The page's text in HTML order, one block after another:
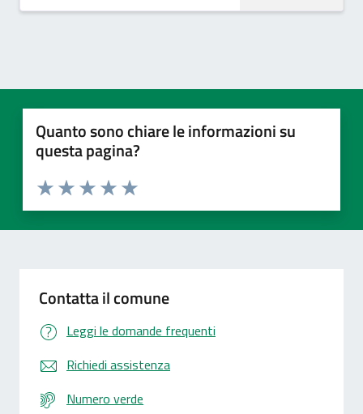
Quanto sono chiare le informazioni su
questa pagina?
Valuta 5 stelle su 5
Valuta 4 stelle su 5
Valuta 3 stelle su 5
Valuta 2 stelle su 5
Valuta 1 stelle su 5
Contatta il comune
Leggi le domande frequenti
Richiedi assistenza
Numero verde